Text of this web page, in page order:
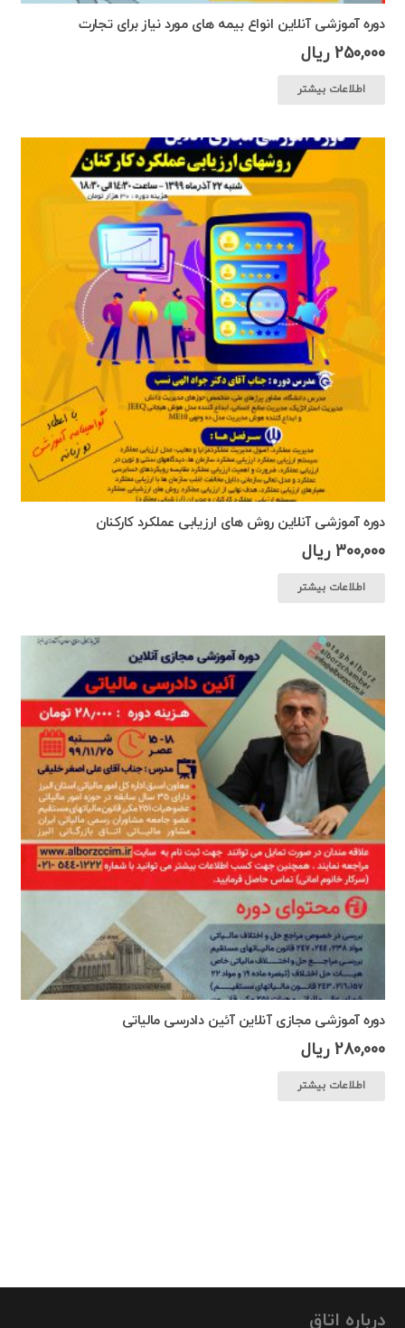
دوره آموزشی آنلاین انواع بیمه های مورد نیاز برای تجارت
250,000 ریال
اطلاعات بیشتر
دوره آموزشی آنلاین روش های ارزیابی عملکرد کارکنان
300,000 ریال
اطلاعات بیشتر
دوره آموزشی مجازی آنلاین آئین دادرسی مالیاتی
280,000 ریال
اطلاعات بیشتر
درباره اتاق